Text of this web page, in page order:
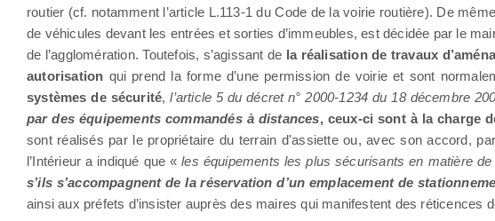
routier (cf. notamment l’article L.113-1 du Code de la voirie routière). De
de véhicules devant les entrées et sorties d’immeubles, est décidée par le
de l’agglomération. Toutefois, s’agissant de la réalisation de travaux
autorisation qui prend la forme d’une permission de voirie et sont
systèmes de sécurité, l’article 5 du décret n° 2000-1234 du 18 décembre
par des équipements commandés à distances, ceux-ci sont à la charge
sont réalisés par le propriétaire du terrain d'assiette ou, avec son accord,
l’Intérieur a indiqué que «les équipements les plus sécurisants en matière
s’ils s’accompagnent de la réservation d’un emplacement de
ainsi aux préfets d’insister auprès des maires qui manifestent des réticences